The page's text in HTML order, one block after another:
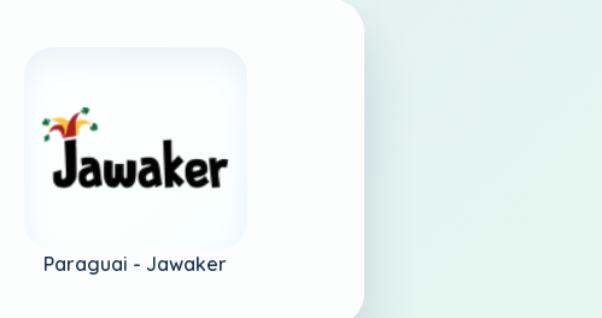
Paraguai - Jawaker